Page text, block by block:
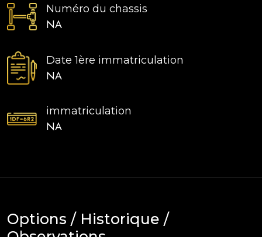
Numéro du chassis
NA
Date 1ère immatriculation
NA
immatriculation
NA
Options / Historique /